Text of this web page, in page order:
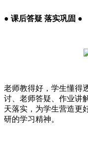
● 课后答疑 落实巩固 ●
老师教得好，学生懂得
讨、老师答疑、作业讲
天落实，为学生营造更
研的学习精神。